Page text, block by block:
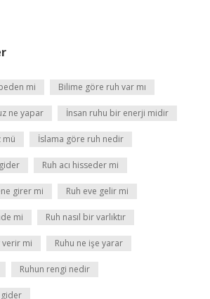
mi Bilime göre ruh var mı
ne yapar İnsan ruhu bir enerji midir
mü İslama göre ruh nedir
Ruh acı hisseder mi
girer mi Ruh eve gelir mi
mi Ruh nasıl bir varlıktır
verir mi Ruhu ne işe yarar
Ruhun rengi nedir